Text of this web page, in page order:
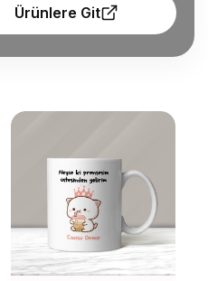
Ürünlere Git